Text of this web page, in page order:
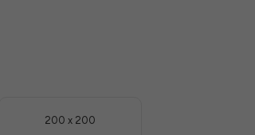
200 x 200